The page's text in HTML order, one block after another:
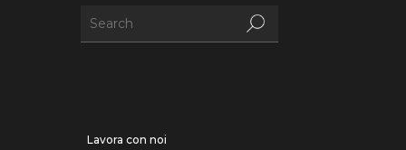
Lavora con noi